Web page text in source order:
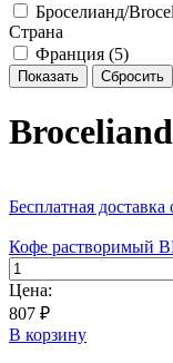
Броселианд/
Страна
Франция (5)
Бесплатная доставка
Кофе растворимый
Цена:
807 ₽
В корзину